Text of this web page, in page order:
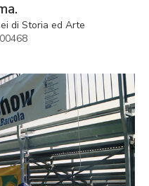
di Storia ed Arte